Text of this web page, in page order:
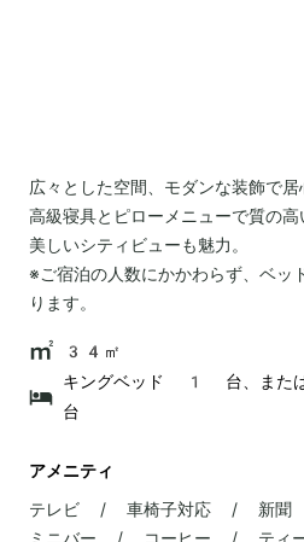
広々とした空間、モダンな装飾で
高級寝具とピローメニューで質の高
美しいシティビューも魅力。
※ご宿泊の人数にかかわらず、ベッ
ります。
34㎡
キングベッド 1 台、また
台
アメニティ
テレビ / 車椅子対応 / 新
ミニバー / コーヒー / ティ